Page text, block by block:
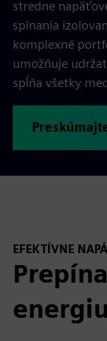
stredne
spínania
komplexné
umožňuje
spĺňa všetky
EFEKTÍVNE